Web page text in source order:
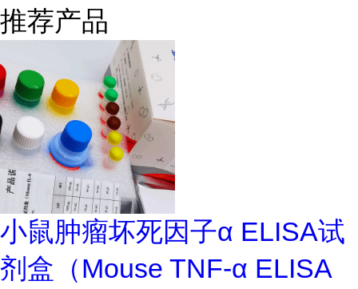
推荐产品
小鼠肿瘤坏死因子α ELISA试
剂盒（Mouse TNF-α ELISA